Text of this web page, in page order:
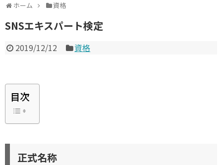
ホーム 資格
SNSエキスパート検定
2019/12/12 資格
目次
正式名称